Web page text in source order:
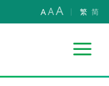
AAA 繁 简